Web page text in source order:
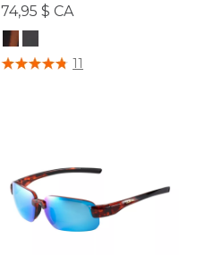
74,95 $ CA
3,2 sur 5 Évaluation des clients
11